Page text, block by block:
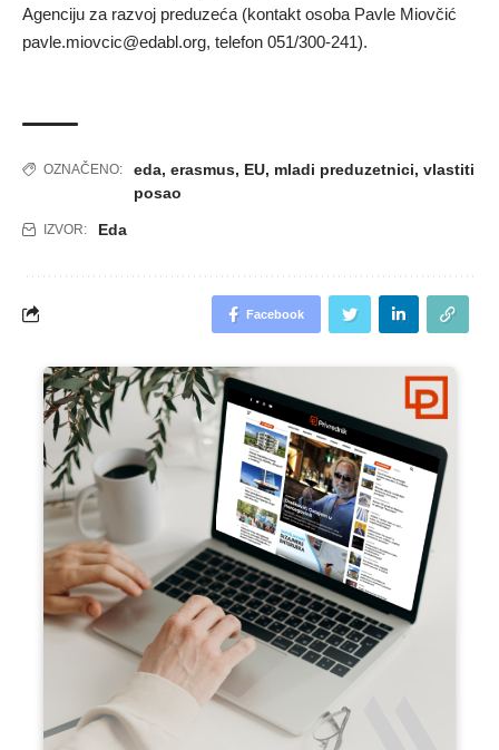
Agenciju za razvoj preduzeća (kontakt osoba Pavle Miovčić
pavle.miovcic@edabl.org, telefon 051/300-241).
OZNAČENO: eda, erasmus, EU, mladi preduzetnici, vlastiti
posao
IZVOR: Eda
Facebook